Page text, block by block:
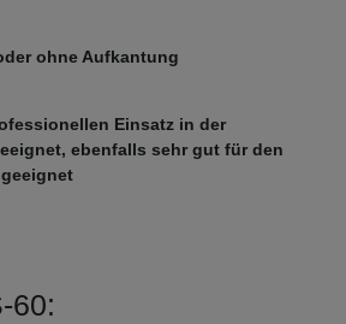
ohne Aufkantung
Einsatz in der
ebenfalls sehr gut für den
60: